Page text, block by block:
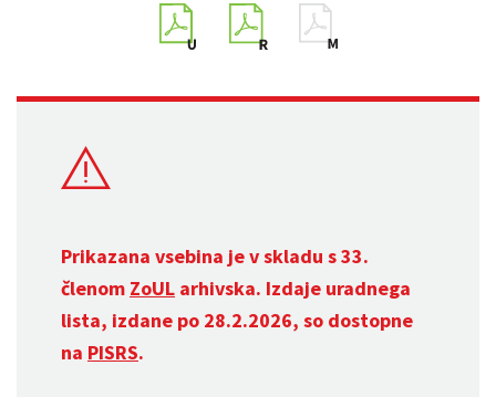
Prikazana vsebina je v skladu s 33.
členom ZoUL arhivska. Izdaje uradnega
lista, izdane po 28.2.2026, so dostopne
na PISRS.